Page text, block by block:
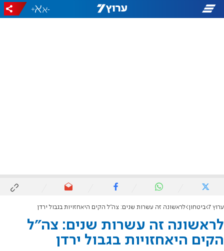
-
+
ערוץ 7 ביטחון לראשונה זה עשרות שנים: צה"ל הקים היאחזויות בגבול ירדן
לראשונה זה עשרות שנים: צה"ל
הקים היאחזויות בגבול ירדן